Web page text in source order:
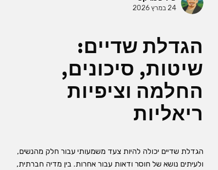
24 במרץ 2026
הגדלת שדיים:
שיטות, סיכונים,
החלמה וציפיות
ריאליות
הגדלת שדיים יכולה להיות צעד משמעותי עבור חלק מהנשים,
ולעיתים נושא של חוסר ודאות עבור אחרות. בין מדיה חברתית,